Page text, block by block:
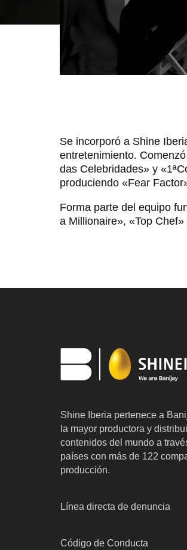
Se incorporó a Shine
entretenimiento.
das Celebridades» y
produciendo «Fear
Forma parte del equipo
a Millionaire», «Top
Shine Iberia pertenece a
la mayor productora y
contenidos del mundo a
países con más de 122
producción.
Línea directa de denuncia
Código de Conducta